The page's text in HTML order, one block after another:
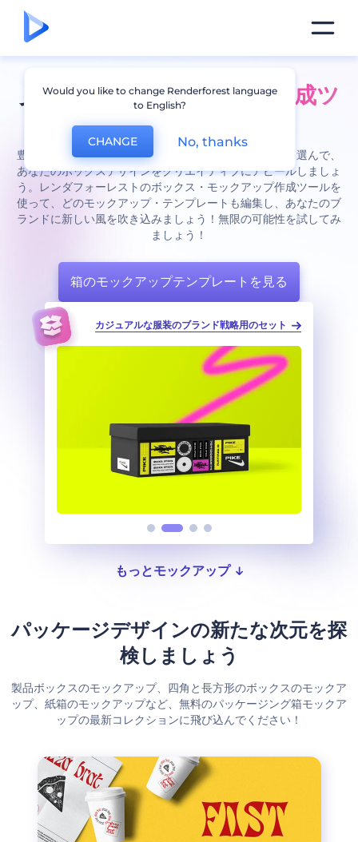
見事な箱のモックアップ作成ツ
ール
豊富な箱モックアップのライブラリからテンプレートを選んで、
あなたのボックスデザインをクリエイティブにアピールしましょ
う。レンダフォーレストのボックス・モックアップ作成ツールを
使って、どのモックアップ・テンプレートも編集し、あなたのブ
ランドに新しい風を吹き込みましょう！無限の可能性を試してみ
ましょう！
箱のモックアップテンプレートを見る
のセット 御社向けの包装モックアップ
もっとモックアップ
パッケージデザインの新たな次元を探
検しましょう
製品ボックスのモックアップ、四角と長方形のボックスのモックア
ップ、紙箱のモックアップなど、無料のパッケージング箱モックア
ップの最新コレクションに飛び込んでください！
Would you like to change Renderforest language
to English?
CHANGE No, thanks